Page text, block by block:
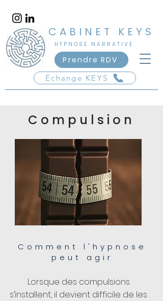
​CABINET KEYS
​HYPNOSE NARRATIVE
Vincennes - Saint-
Prendre RDV
Échange KEYS
Compulsion
Comment l'hypnose
peut agir
Lorsque des compulsions
s’installent, il devient difficile de les